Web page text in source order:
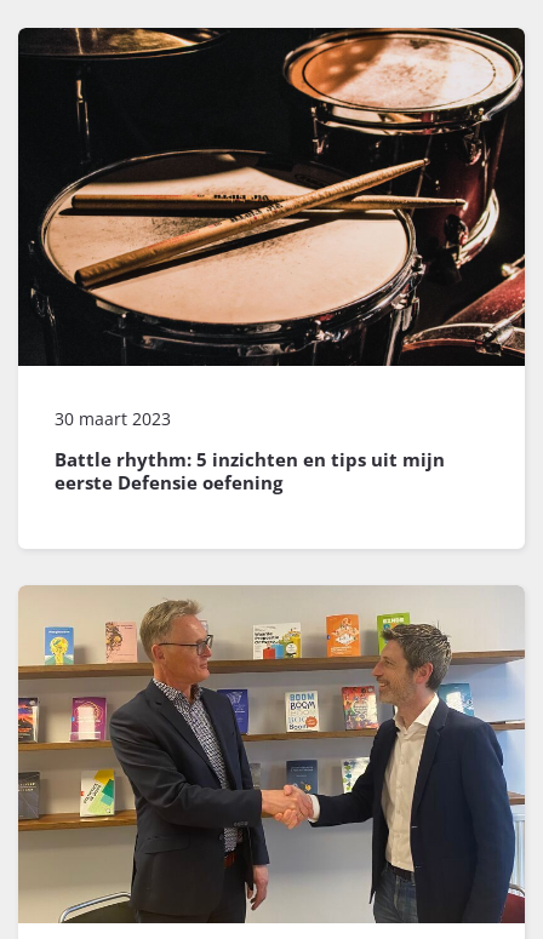
Battle rhythm: 5 inzichten en tips uit mijn
eerste Defensie oefening
30 maart 2023